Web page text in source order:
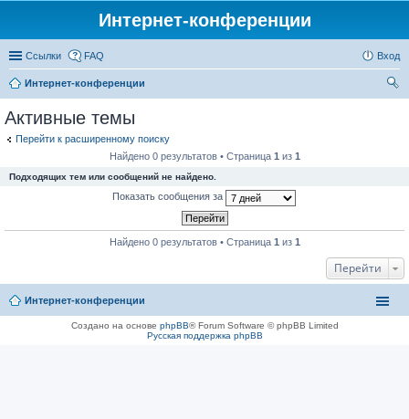
Интернет-конференции
Ссылки FAQ Вход
Интернет-конференции
Активные темы
Перейти к расширенному поиску
Найдено 0 результатов • Страница 1 из 1
Подходящих тем или сообщений не найдено.
Показать сообщения за
Найдено 0 результатов • Страница 1 из 1
Перейти
Интернет-конференции
Создано на основе phpBB® Forum Software © phpBB Limited
Русская поддержка phpBB